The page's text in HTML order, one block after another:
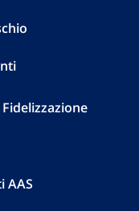
AAS